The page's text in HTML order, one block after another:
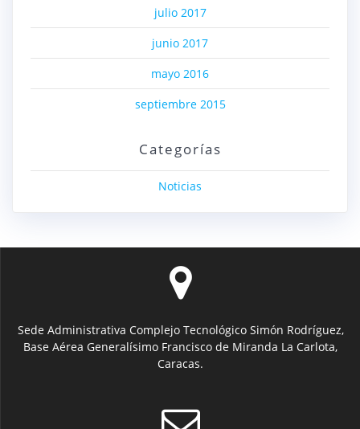
julio 2017
junio 2017
mayo 2016
septiembre 2015
Categorías
Noticias
Sede Administrativa Complejo Tecnológico Simón Rodríguez,
Base Aérea Generalísimo Francisco de Miranda La Carlota,
Caracas.